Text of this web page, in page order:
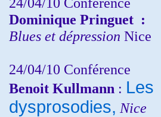
Dominique Pringuet :
Blues et dépression Nice
24/04/10 Conférence
Benoit Kullmann : Les
dysprosodies, Nice